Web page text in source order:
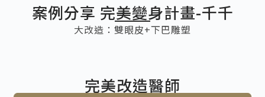
案例分享 完美變身計畫-千千
大改造：雙眼皮+下巴雕塑
完美改造醫師